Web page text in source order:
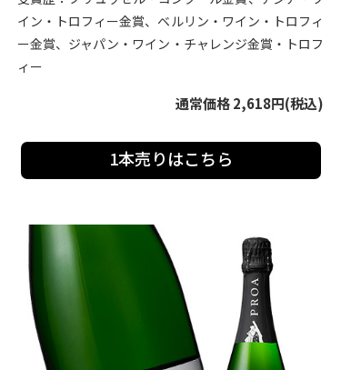
イン・トロフィー金賞、ベルリン・ワイン・トロフィ
ー金賞、ジャパン・ワイン・チャレンジ金賞・トロフ
ィー
通常価格 2,618円(税込)
1本売りはこちら